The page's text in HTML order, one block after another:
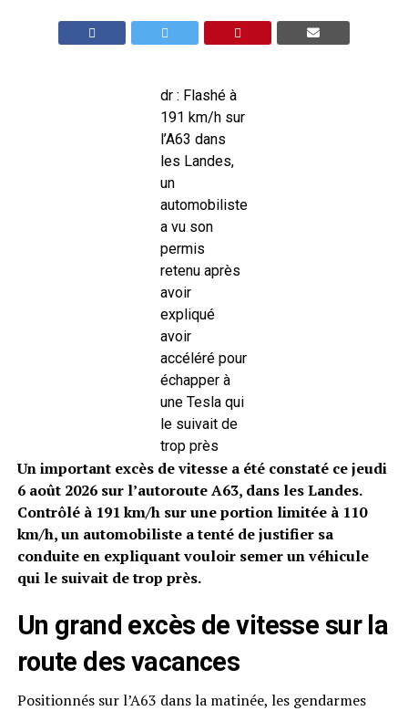
dr : Flashé à
191 km/h sur
l’A63 dans
les Landes,
un
automobiliste
a vu son
permis
retenu après
avoir
expliqué
avoir
accéléré pour
échapper à
une Tesla qui
le suivait de
trop près
Un important excès de vitesse a été constaté ce jeudi
6 août 2026 sur l’autoroute A63, dans les Landes.
Contrôlé à 191 km/h sur une portion limitée à 110
km/h, un automobiliste a tenté de justifier sa
conduite en expliquant vouloir semer un véhicule
qui le suivait de trop près.
Un grand excès de vitesse sur la
route des vacances
Positionnés sur l’A63 dans la matinée, les gendarmes